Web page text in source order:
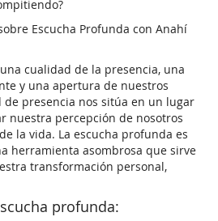
Escucha Profunda con Anahí
cualidad de la presencia, una
y una apertura de nuestros
de presencia nos sitúa en un lugar
nuestra percepción de nosotros
la vida. La escucha profunda es
herramienta asombrosa que sirve
transformación personal,
profunda: